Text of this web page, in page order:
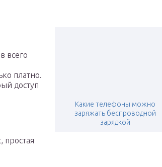
Какие телефоны можно
заряжать беспроводной
зарядкой
всего
платно.
доступ
простая